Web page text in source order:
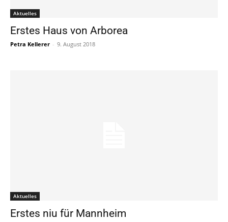
Aktuelles
Erstes Haus von Arborea
Petra Kellerer - 9. August 2018
Aktuelles
Erstes niu für Mannheim